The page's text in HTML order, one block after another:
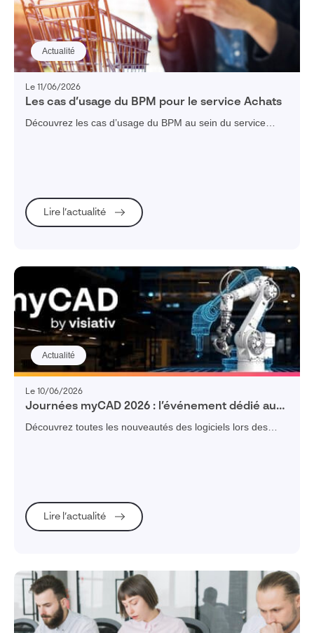
Actualité
Le 11/06/2026
Les cas d’usage du BPM pour le service Achats
Découvrez les cas d’usage du BPM au sein du service
Lire l’actualité
Actualité
Le 10/06/2026
Journées myCAD 2026 : l’événement dédié aux
bureaux d’études
Découvrez toutes les nouveautés des logiciels lors des
Lire l’actualité